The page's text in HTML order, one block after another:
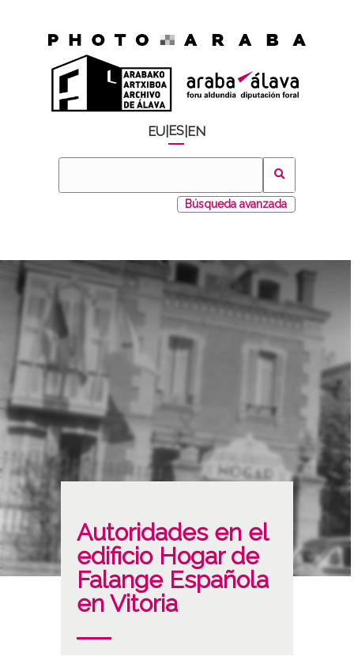
EU ES EN
Búsqueda avanzada
Autoridades en el
edificio Hogar de
Falange Española
en Vitoria